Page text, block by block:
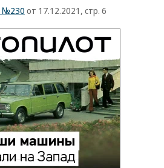
№230 от 17.12.2021, стр. 6